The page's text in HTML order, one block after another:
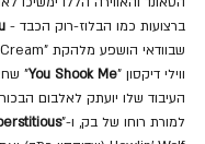
ברצועות כמו הבלוז-רוק הכבד -
ווילי דיקסון "You Shook Me
"
העיבוד שלו יועתק לאלבום
למורת רוחו של בק, ו-"